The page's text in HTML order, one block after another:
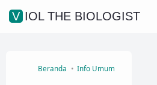
VIOL THE BIOLOGIST
Beranda Info Umum